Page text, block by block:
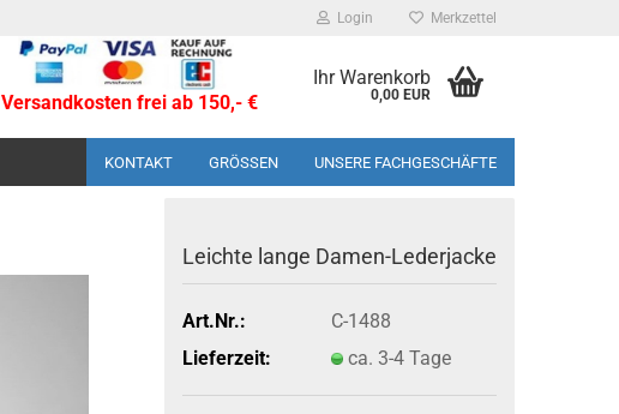
Login Merkzettel
Versandkosten frei ab 150,- €
Ihr Warenkorb
0,00 EUR
KONTAKT GRÖSSEN UNSERE FACHGESCHÄFTE
Leich­te lange Damen-​Lederjacke
Art.Nr.:
C-1488
Lieferzeit:
ca. 3-4 Tage